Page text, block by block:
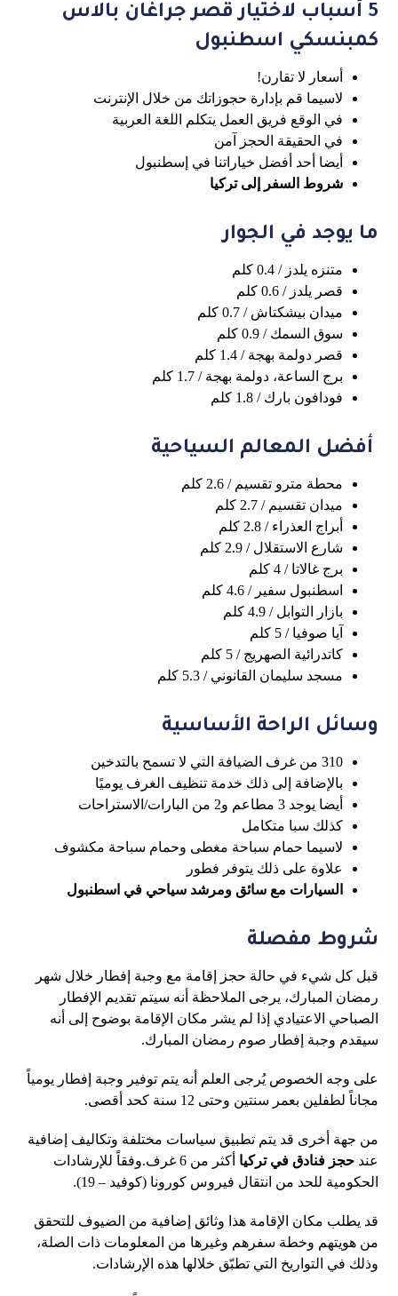
5 أسباب لاختيار قصر جراغان بالاس
كمبنسكي اسطنبول
أسعار لا تقارن!
لاسيما قم بإدارة حجوزاتك من خلال الإنترنت
في الوقع فريق العمل يتكلم اللغة العربية
في الحقيقة الحجز آمن
أيضا أحد أفضل خياراتنا في إسطنبول
شروط السفر إلى تركيا
ما يوجد في الجوار
متنزه يلدز / 0.4 كلم
قصر يلدز / 0.6 كلم
ميدان بيشكتاش / 0.7 كلم
سوق السمك / 0.9 كلم
قصر دولمة بهجة / 1.4 كلم
برج الساعة، دولمة بهجة / 1.7 كلم
فودافون بارك / 1.8 كلم
أفضل المعالم السياحية
محطة مترو تقسيم / 2.6 كلم
ميدان تقسيم / 2.7 كلم
أبراج العذراء / 2.8 كلم
شارع الاستقلال / 2.9 كلم
برج غالاتا / 4 كلم
اسطنبول سفير / 4.6 كلم
بازار التوابل / 4.9 كلم
آيا صوفيا / 5 كلم
كاتدرائية الصهريج / 5 كلم
مسجد سليمان القانوني / 5.3 كلم
وسائل الراحة الأساسية
310 من غرف الضيافة التي لا تسمح بالتدخين
بالإضافة إلى ذلك خدمة تنظيف الغرف يوميًا
أيضا يوجد 3 مطاعم و2 من البارات/الاستراحات
كذلك سبا متكامل
لاسيما حمام سباحة مغطى وحمام سباحة مكشوف
علاوة على ذلك يتوفر فطور
السيارات مع سائق ومرشد سياحي في اسطنبول
شروط مفصلة
قبل كل شيء في حالة حجز إقامة مع وجبة إفطار خلال شهر
رمضان المبارك، يرجى الملاحظة أنه سيتم تقديم الإفطار
الصباحي الاعتيادي إذا لم يشر مكان الإقامة بوضوح إلى أنه
سيقدم وجبة إفطار صوم رمضان المبارك.
على وجه الخصوص يُرجى العلم أنه يتم توفير وجبة إفطار يومياً
مجاناً لطفلين بعمر سنتين وحتى 12 سنة كحد أقصى.
من جهة أخرى قد يتم تطبيق سياسات مختلفة وتكاليف إضافية
عندحجز فنادق في تركيا
أكثر من 6 غرف.وفقاً للإرشادات
الحكومية للحد من انتقال فيروس كورونا (كوفيد – 19).
قد يطلب مكان الإقامة هذا وثائق إضافية من الضيوف للتحقق
من هويتهم وخطة سفرهم وغيرها من المعلومات ذات الصلة،
وذلك في التواريخ التي تطبّق خلالها هذه الإرشادات.